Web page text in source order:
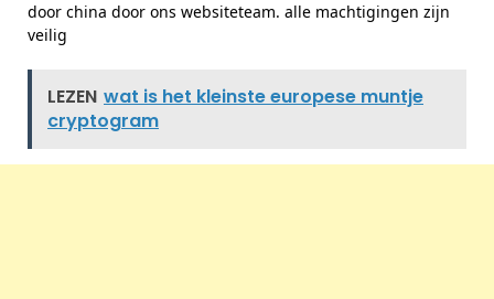
door china door ons websiteteam. alle machtigingen zijn
veilig
LEZEN wat is het kleinste europese muntje
cryptogram